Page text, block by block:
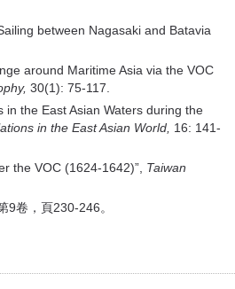
between Nagasaki and Batavia
around Maritime Asia via the VOC
30(1): 75-117.
in the East Asian Waters during the
in the East Asian World, 16: 141-
the VOC (1624-1642)”, Taiwan
9卷，頁230-246。